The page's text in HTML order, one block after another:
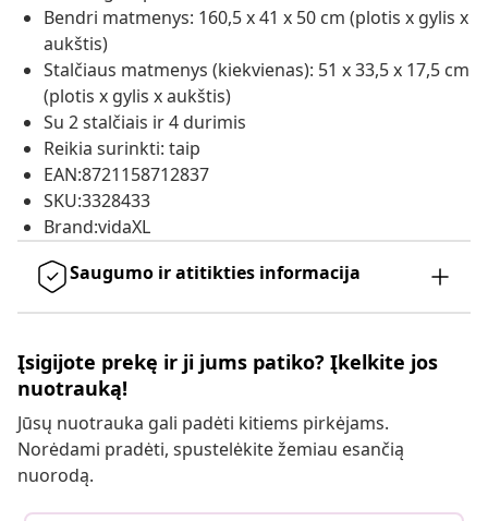
Bendri matmenys: 160,5 x 41 x 50 cm (plotis x gylis x
aukštis)
Stalčiaus matmenys (kiekvienas): 51 x 33,5 x 17,5 cm
(plotis x gylis x aukštis)
Su 2 stalčiais ir 4 durimis
Reikia surinkti: taip
EAN:8721158712837
SKU:3328433
Brand:vidaXL
Saugumo ir atitikties informacija
Įsigijote prekę ir ji jums patiko? Įkelkite jos
nuotrauką!
Jūsų nuotrauka gali padėti kitiems pirkėjams.
Norėdami pradėti, spustelėkite žemiau esančią
nuorodą.